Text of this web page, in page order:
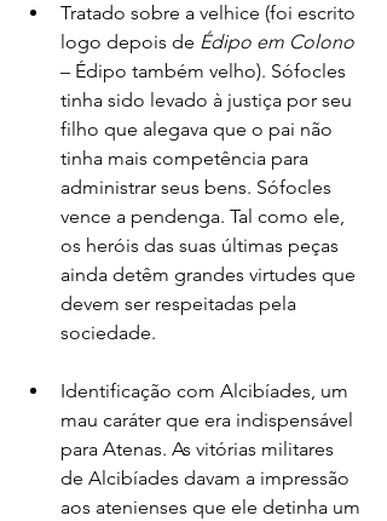
Tratado sobre a velhice (foi escrito
logo depois de Édipo em Colono
– Édipo também velho). Sófocles
tinha sido levado à justiça por seu
filho que alegava que o pai não
tinha mais competência para
administrar seus bens. Sófocles
vence a pendenga. Tal como ele,
os heróis das suas últimas peças
ainda detêm grandes virtudes que
devem ser respeitadas pela
sociedade.
Identificação com Alcibíades, um
mau caráter que era indispensável
para Atenas. As vitórias militares
de Alcibíades davam a impressão
aos atenienses que ele detinha um